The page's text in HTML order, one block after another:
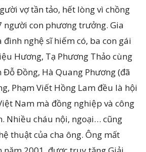
vợ tần tảo, hết lòng vì chồng
người con phương trưởng. Gia
nghệ sĩ hiếm có, ba con gái
Hương, Tạ Phương Thảo cùng
Đỗ Đồng, Hà Quang Phương (đã
Phạm Viết Hồng Lam đều là hội
Nam mà đồng nghiệp và công
Nhiều cháu nội, ngoại… cũng
thuật của cha ông. Ông mất